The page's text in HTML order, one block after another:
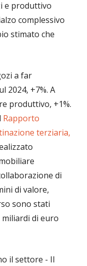
e produttivo
complessivo
stimato che
a far
2024, +7%. A
produttivo, +1%.
Rapporto
terziaria,
di
di valore,
sono stati
di euro
il settore - Il